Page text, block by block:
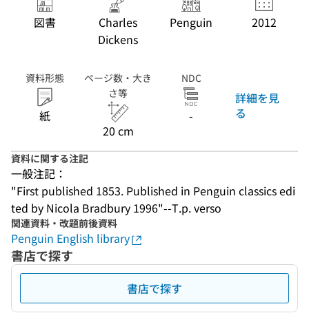
図書
Charles
Dickens
Penguin 2012
資料形態
紙
ページ数・大き
さ等
20 cm
NDC
-
詳細を見
る
資料に関する注記
一般注記：
"First published 1853. Published in Penguin classics edi
ted by Nicola Bradbury 1996"--T.p. verso
関連資料・改題前後資料
Penguin English library
書店で探す
書店で探す